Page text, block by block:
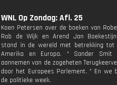
WNL Op Zondag: Afl. 25
Koen Petersen over de boeken van
Rob de Wijk en Arend Jan
stand in de wereld met betrekking tot
Amerika en Europa. * Sander Smit
aannemen van de zogeheten
door het Europees Parlement. * En we
de politieke week.